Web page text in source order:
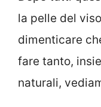
la pelle del
dimenticare
fare tanto,
naturali,